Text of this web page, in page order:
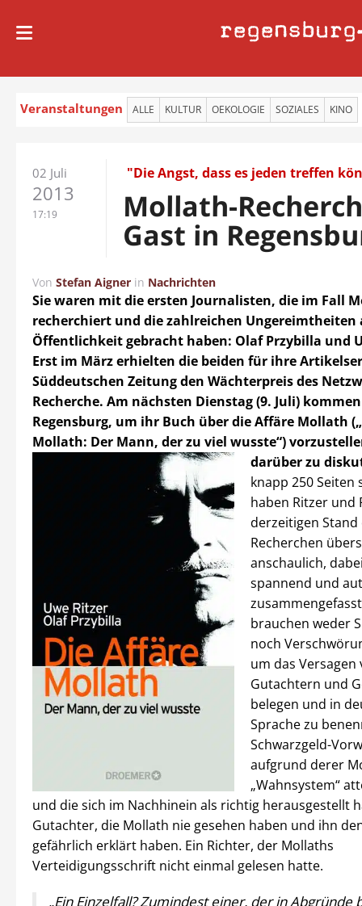
regensburg
Veranstaltungen ALLE KULTUR OEKOLOGIE SOZIALES KINO
02 Juli
2013
17:19
"Die Angst, dass es jeden treffen
Mollath-
Gast in
Von Stefan Aigner in Nachrichten
Sie waren mit die ersten Journalisten, die im Fall
recherchiert und die zahlreichen Ungereimtheiten
Öffentlichkeit gebracht haben: Olaf Przybilla und
Erst im März erhielten die beiden für ihre
Süddeutschen Zeitung den Wächterpreis des
Recherche. Am nächsten Dienstag (9. Juli)
Regensburg, um ihr Buch über die Affäre Mollath
Mollath: Der Mann, der zu viel wusste“)
darüber zu
knapp 250 Seiten
haben Ritzer und
derzeitigen Stand
Recherchen
anschaulich,
spannend und
brauchen weder
noch
um das Versagen
Gutachtern und
belegen und in
Sprache zu
Schwarzgeld-
aufgrund derer
„Wahnsystem“
und die sich im Nachhinein als richtig herausgestellt
Gutachter, die Mollath nie gesehen haben und ihn
gefährlich erklärt haben. Ein Richter, der Mollaths
Verteidigungsschrift nicht einmal gelesen hatte.
„Ein Einzelfall? Zumindest einer, der in Abgründe